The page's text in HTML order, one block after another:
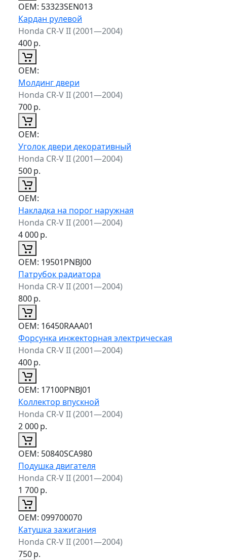
ОЕМ: 53323SEN013
Кардан рулевой
Honda CR-V II (2001—2004)
400р.
ОЕМ:
Молдинг двери
Honda CR-V II (2001—2004)
700р.
ОЕМ:
Уголок двери декоративный
Honda CR-V II (2001—2004)
500р.
ОЕМ:
Накладка на порог наружная
Honda CR-V II (2001—2004)
4 000р.
ОЕМ: 19501PNBJ00
Патрубок радиатора
Honda CR-V II (2001—2004)
800р.
ОЕМ: 16450RAAA01
Форсунка инжекторная электрическая
Honda CR-V II (2001—2004)
400р.
ОЕМ: 17100PNBJ01
Коллектор впускной
Honda CR-V II (2001—2004)
2 000р.
ОЕМ: 50840SCA980
Подушка двигателя
Honda CR-V II (2001—2004)
1 700р.
ОЕМ: 099700070
Катушка зажигания
Honda CR-V II (2001—2004)
750р.